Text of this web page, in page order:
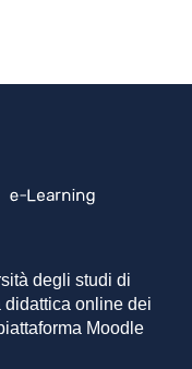
degli studi di
didattica online dei
Moodle